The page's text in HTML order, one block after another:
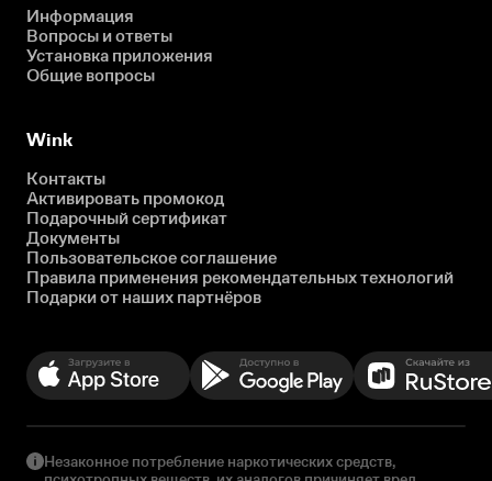
Информация
Вопросы и ответы
Установка приложения
Общие вопросы
Wink
Контакты
Активировать промокод
Подарочный сертификат
Документы
Пользовательское соглашение
Правила применения рекомендательных технологий
Подарки от наших партнёров
Незаконное потребление наркотических средств,